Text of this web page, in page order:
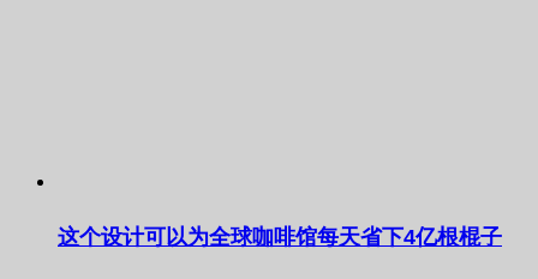
这个设计可以为全球咖啡馆每天省下4亿根棍子